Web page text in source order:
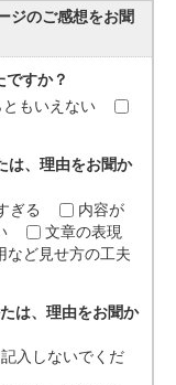
ジのご感想をお聞
ですか？
もいえない
は、理由をお聞か
ぎる
内容が
文章の表現
など見せ方の工夫
は、理由をお聞か
入しないでくだ